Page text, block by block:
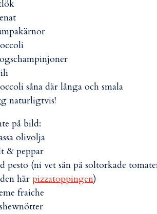
såna där långa och smala
naturligtvis!
på bild:
olivolja
& peppar
pesto (ni vet sån på soltorkade
här pizzatoppingen)
fraiche